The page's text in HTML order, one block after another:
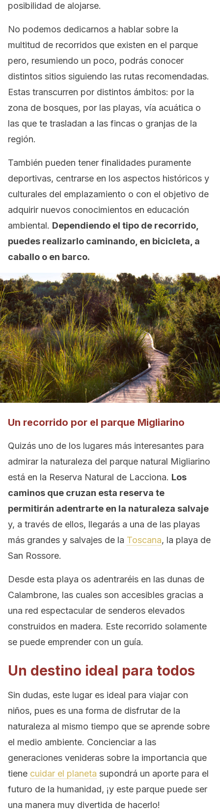
posibilidad de alojarse.
No podemos dedicarnos a hablar sobre la
multitud de recorridos que existen en el parque
pero, resumiendo un poco, podrás conocer
distintos sitios siguiendo las rutas recomendadas.
Estas transcurren por distintos ámbitos: por la
zona de bosques, por las playas, vía acuática o
las que te trasladan a las fincas o granjas de la
región.
También pueden tener finalidades puramente
deportivas, centrarse en los aspectos históricos y
culturales del emplazamiento o con el objetivo de
adquirir nuevos conocimientos en educación
ambiental. Dependiendo el tipo de recorrido,
puedes realizarlo caminando, en bicicleta, a
caballo o en barco.
Un recorrido por el parque Migliarino
Quizás uno de los lugares más interesantes para
admirar la naturaleza del parque natural Migliarino
está en la Reserva Natural de Lacciona. Los
caminos que cruzan esta reserva te
permitirán adentrarte en la naturaleza salvaje
y, a través de ellos, llegarás a una de las playas
más grandes y salvajes de la Toscana, la playa de
San Rossore.
Desde esta playa os adentraréis en las dunas de
Calambrone, las cuales son accesibles gracias a
una red espectacular de senderos elevados
construidos en madera. Este recorrido solamente
se puede emprender con un guía.
Un destino ideal para todos
Sin dudas, este lugar es ideal para viajar con
niños, pues es una forma de disfrutar de la
naturaleza al mismo tiempo que se aprende sobre
el medio ambiente. Concienciar a las
generaciones venideras sobre la importancia que
tiene cuidar el planeta supondrá un aporte para el
futuro de la humanidad, ¡y este parque puede ser
una manera muy divertida de hacerlo!